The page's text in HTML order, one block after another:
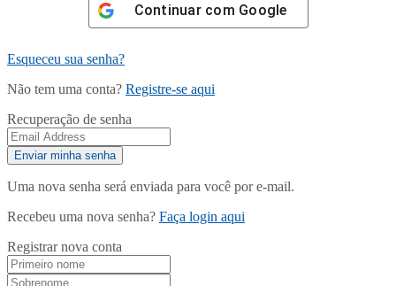
Continuar com Google
Esqueceu sua senha?
Não tem uma conta? Registre-se aqui
Recuperação de senha
Uma nova senha será enviada para você por e-mail.
Recebeu uma nova senha? Faça login aqui
Registrar nova conta